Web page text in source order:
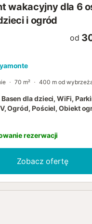
wakacyjny dla 6
i ogród
od
70 m² 400 m od
dla dzieci, WiFi,
Ogród, Pościel, Obiekt
rezerwacji
Zobacz ofertę